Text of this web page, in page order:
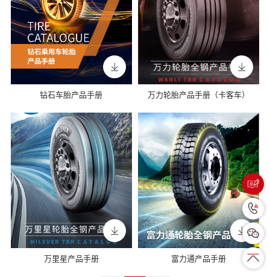
钻石车胎产品手册 万力轮胎产品手册（卡客车）
万里星产品手册 富力通产品手册